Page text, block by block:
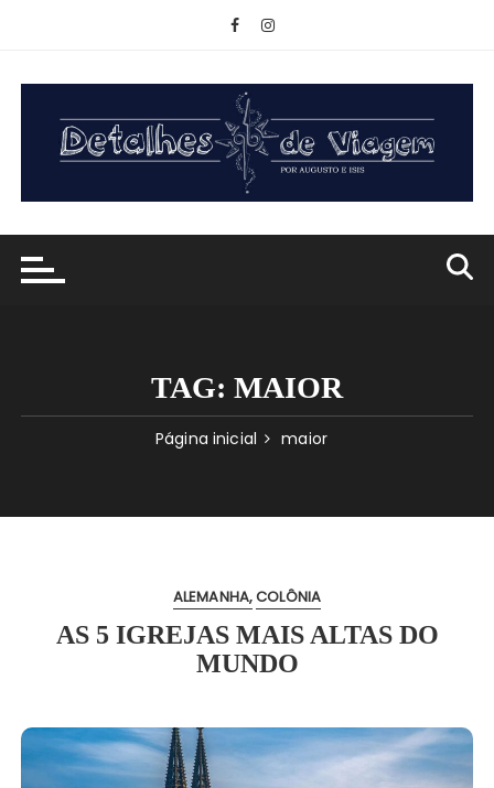
conteúdo
TAG: MAIOR
Página inicial maior
ALEMANHA COLÔNIA
AS 5 IGREJAS MAIS ALTAS DO
MUNDO